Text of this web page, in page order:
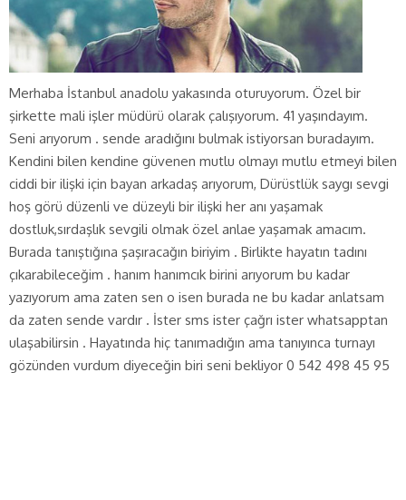
Merhaba İstanbul anadolu yakasında oturuyorum. Özel bir
şirkette mali işler müdürü olarak çalışıyorum. 41 yaşındayım.
Seni arıyorum . sende aradığını bulmak istiyorsan buradayım.
Kendini bilen kendine güvenen mutlu olmayı mutlu etmeyi bilen
ciddi bir ilişki için bayan arkadaş arıyorum, Dürüstlük saygı sevgi
hoş görü düzenli ve düzeyli bir ilişki her anı yaşamak
dostluk,sırdaşlık sevgili olmak özel anlae yaşamak amacım.
Burada tanıştığına şaşıracağın biriyim . Birlikte hayatın tadını
çıkarabileceğim . hanım hanımcık birini arıyorum bu kadar
yazıyorum ama zaten sen o isen burada ne bu kadar anlatsam
da zaten sende vardır . İster sms ister çağrı ister whatsapptan
ulaşabilirsin . Hayatında hiç tanımadığın ama tanıyınca turnayı
gözünden vurdum diyeceğin biri seni bekliyor 0 542 498 45 95